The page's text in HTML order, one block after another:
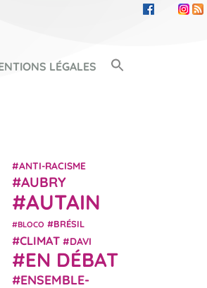
LÉGALES
ANTI-RACISME
AUBRY
AUTAIN
BLOCO BRÉSIL
CLIMAT DAVI
EN DÉBAT
ENSEMBLE-